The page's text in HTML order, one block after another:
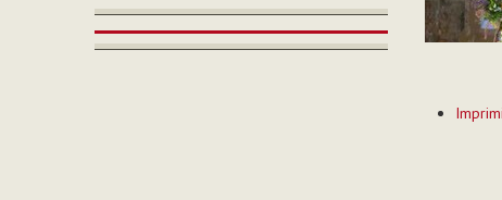
de